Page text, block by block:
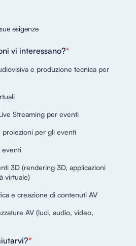
esigenze
vi interessano?*
e produzione tecnica per
Streaming per eventi
proiezioni per gli eventi
eventi
3D (rendering 3D, applicazioni
virtuale)
e creazione di contenuti AV
AV (luci, audio, video,
*